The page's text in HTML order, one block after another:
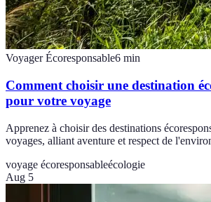
Voyager Écoresponsable6 min
Comment choisir une destination
pour votre voyage
Apprenez à choisir des destinations
voyages, alliant aventure et respect de
voyage écoresponsableécologie
Aug 5